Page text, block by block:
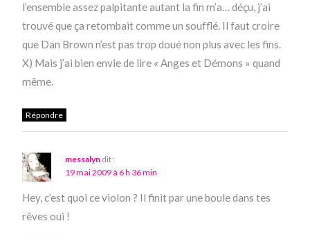
l’ensemble assez palpitante autant la fin m’a… déçu, j’ai
trouvé que ça retombait comme un soufflé. Il faut croire
que Dan Brown n’est pas trop doué non plus avec les fins.
X) Mais j’ai bien envie de lire « Anges et Démons » quand
même.
Répondre
messalyn dit :
19 mai 2009 à 6 h 36 min
Hey, c’est quoi ce violon ? Il finit par une boule dans tes
rêves oui !